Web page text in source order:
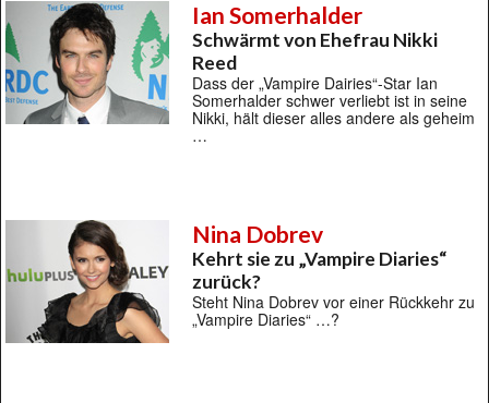
Ian Somerhalder
Schwärmt von Ehefrau Nikki
Reed
Dass der „Vampire Dairies“-Star Ian
Somerhalder schwer verliebt ist in seine
Nikki, hält dieser alles andere als geheim
…
Nina Dobrev
Kehrt sie zu „Vampire Diaries“
zurück?
Steht Nina Dobrev vor einer Rückkehr zu
„Vampire Diaries“ …?